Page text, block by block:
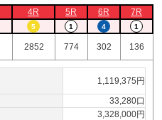
4R 5R 6R 7R
5 1 4 1
2852 774 302 136
1,119,375円
33,280口
3,328,000円